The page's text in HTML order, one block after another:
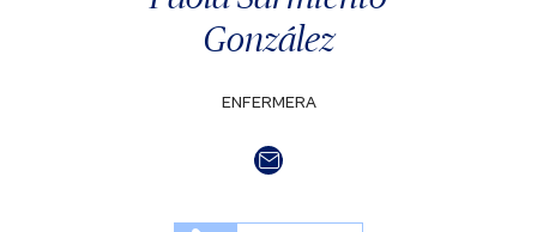
González
ENFERMERA